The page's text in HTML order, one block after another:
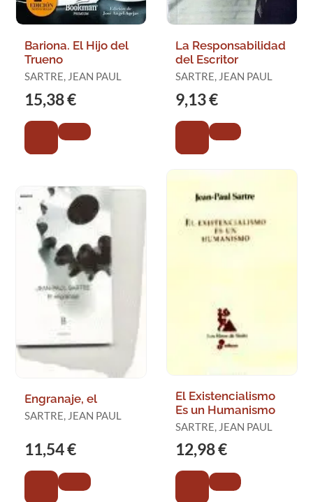
Bariona. El Hijo del
Trueno
SARTRE, JEAN PAUL
15,38 €
La Responsabilidad
del Escritor
SARTRE, JEAN PAUL
9,13 €
Engranaje, el
SARTRE, JEAN PAUL
11,54 €
El Existencialismo
Es un Humanismo
SARTRE, JEAN PAUL
12,98 €